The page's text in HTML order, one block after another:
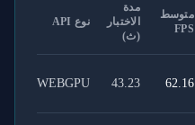
متوسط
FPS
مدة
الاختبار
(ث)
نوع API
62.16
43.23
WEBGPU